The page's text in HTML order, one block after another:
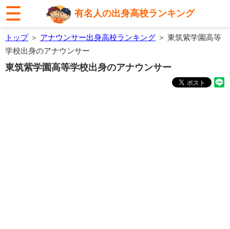
有名人の出身高校ランキング
トップ＞ アナウンサー出身高校ランキング ＞ 東筑紫学園高等
学校出身のアナウンサー
東筑紫学園高等学校出身のアナウンサー